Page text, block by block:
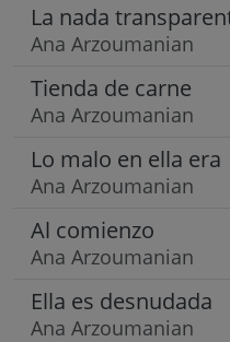
La nada
Ana Arzoumanian
Tienda de carne
Ana Arzoumanian
Lo malo en ella era
Ana Arzoumanian
Al comienzo
Ana Arzoumanian
Ella es desnudada
Ana Arzoumanian